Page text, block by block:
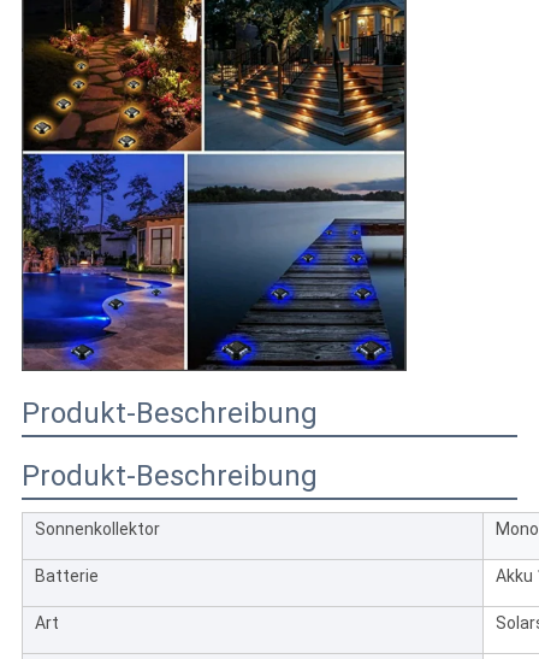
Produkt-Beschreibung
Produkt-Beschreibung
Sonnenkollektor
Batterie Akku
Art